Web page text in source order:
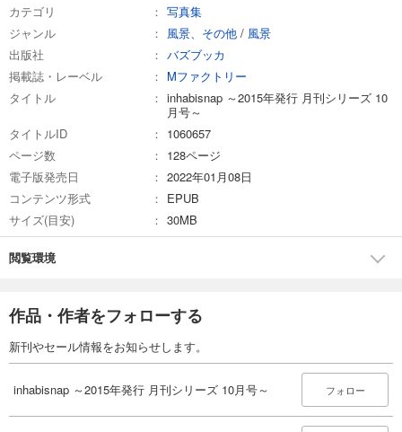
カテゴリ
写真集
ジャンル
風景、その他 / 風景
出版社
バズブッカ
掲載誌・レーベル
Mファクトリー
タイトル
inhabisnap ～2015年発行 月刊シリーズ 10
月号～
タイトルID
1060657
ページ数
128ページ
電子版発売日
2022年01月08日
コンテンツ形式
EPUB
サイズ(目安)
30MB
閲覧環境
作品・作者をフォローする
新刊やセール情報をお知らせします。
inhabisnap ～2015年発行 月刊シリーズ 10月号～ フォロー